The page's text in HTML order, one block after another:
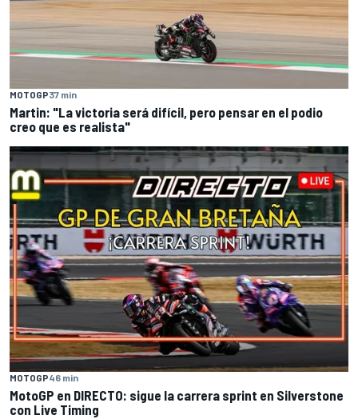
MOTOGP37 min
Martin: "La victoria será difícil, pero pensar en el podio
creo que es realista"
MOTOGP46 min
MotoGP en DIRECTO: sigue la carrera sprint en Silverstone
con Live Timing